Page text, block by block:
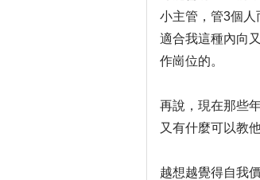
小主管，管3個
適合我這種內向
作崗位的。
再說，現在那些
又有什麼可以教
越想越覺得自我